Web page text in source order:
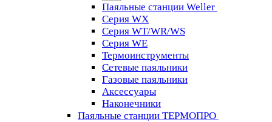
Паяльные станции Weller
Серия WX
Серия WT/WR/WS
Серия WE
Термоинструменты
Сетевые паяльники
Газовые паяльники
Аксессуары
Наконечники
Паяльные станции ТЕРМОПРО